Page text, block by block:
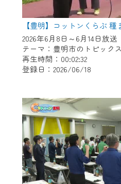
【豊明】コットンくらぶ 種
2026年6月8日～6月14日放送
テーマ：豊明市のトピックス
再生時間：00:02:32
登録日：2026/06/18
＜メンテナンス情報＞
CCNetWebTVのリニュ
ンテナンス作業を予定
作業の間は、
テナンス中」になり、
ん。
ご不便をおかけいたし
よろしくお願いいたし